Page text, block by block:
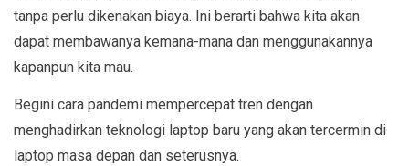
tanpa perlu dikenakan biaya. Ini berarti bahwa kita akan
dapat membawanya kemana-mana dan menggunakannya
kapanpun kita mau.
Begini cara pandemi mempercepat tren dengan
menghadirkan teknologi laptop baru yang akan tercermin di
laptop masa depan dan seterusnya.